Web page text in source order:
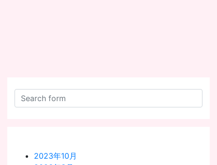
2023年10月